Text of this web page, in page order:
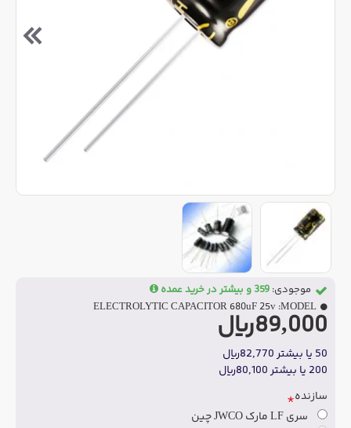
89,000ریال
50 یا بیشتر 82,770ریال
200 یا بیشتر 80,100ریال
موجودی: 359 و بیشتر در خرید عمده
MODEL:
ELECTROLYTIC CAPACITOR 680uF 25v
سازنده
سری LF مارک JWCO چین